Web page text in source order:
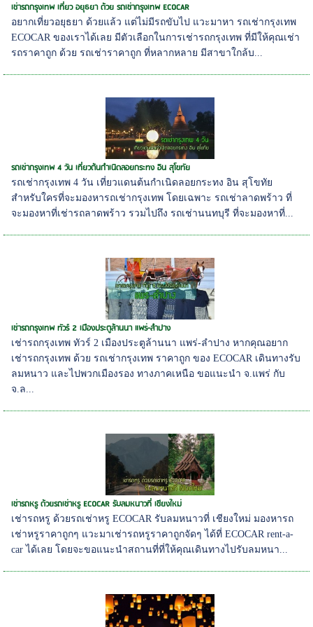
เช่ารถกรุงเทพ เที่ยว อยุธยา ด้วย รถเช่ากรุงเทพ ECOCAR
อยากเที่ยวอยุธยา ด้วยแล้ว แต่ไม่มีรถขับไป แวะมาหา รถเช่ากรุงเทพ
ECOCAR ของเราได้เลย มีตัวเลือกในการเช่ารถกรุงเทพ ที่มีให้คุณเช่า
รถราคาถูก ด้วย รถเช่าราคาถูก ที่หลากหลาย มีสาขาใกล้บ...
รถเช่ากรุงเทพ 4 วัน เที่ยวต้นกำเนิดลอยกระทง อิน สุโขทัย
รถเช่ากรุงเทพ 4 วัน เที่ยวแดนต้นกำเนิดลอยกระทง อิน สุโขทัย
สำหรับใครที่จะมองหารถเช่ากรุงเทพ โดยเฉพาะ รถเช่าลาดพร้าว ที่
จะมองหาที่เช่ารถลาดพร้าว รวมไปถึง รถเช่านนทบุรี ที่จะมองหาที่...
เช่ารถกรุงเทพ ทัวร์ 2 เมืองประตูล้านนา แพร่-ลำปาง
เช่ารถกรุงเทพ ทัวร์ 2 เมืองประตูล้านนา แพร่-ลำปาง หากคุณอยาก
เช่ารถกรุงเทพ ด้วย รถเช่ากรุงเทพ ราคาถูก ของ ECOCAR เดินทางรับ
ลมหนาว และไปพวกเมืองรอง ทางภาคเหนือ ขอแนะนำ จ.แพร่ กับ
จ.ล...
เช่ารถหรู ด้วยรถเช่าหรู ECOCAR รับลมหนาวที่ เชียงใหม่
เช่ารถหรู ด้วยรถเช่าหรู ECOCAR รับลมหนาวที่ เชียงใหม่ มองหารถ
เช่าหรูราคาถูกๆ แวะมาเช่ารถหรูราคาถูกจัดๆ ได้ที่ ECOCAR rent-a-
car ได้เลย โดยจะขอแนะนำสถานที่ที่ให้คุณเดินทางไปรับลมหนา...